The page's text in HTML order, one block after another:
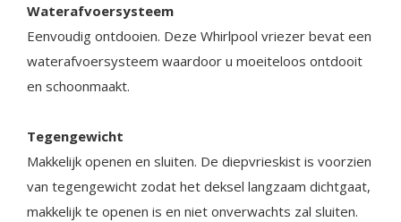
Waterafvoersysteem
Eenvoudig ontdooien. Deze Whirlpool vriezer bevat een
waterafvoersysteem waardoor u moeiteloos ontdooit
en schoonmaakt.
Tegengewicht
Makkelijk openen en sluiten. De diepvrieskist is voorzien
van tegengewicht zodat het deksel langzaam dichtgaat,
makkelijk te openen is en niet onverwachts zal sluiten.